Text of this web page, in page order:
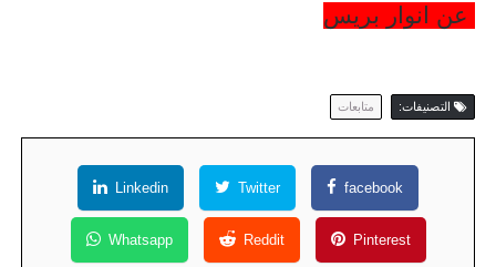
التصنيفات: متابعات
facebook
Twitter
Linkedin
Pinterest
Reddit
Whatsapp